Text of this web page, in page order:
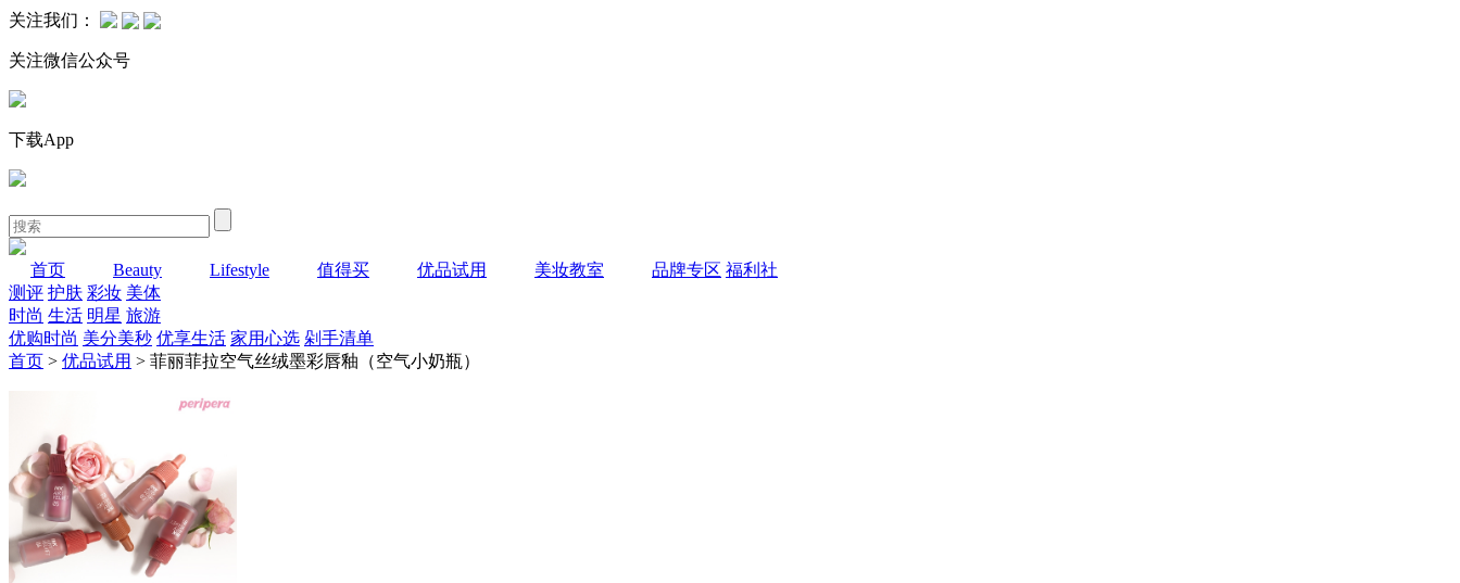
关注我们：
关注微信公众号
下载App
首页 Beauty Lifestyle 值得买 优品试用 美妆教室 品牌专区 福利社
测评 护肤 彩妆 美体
时尚 生活 明星 旅游
优购时尚 美分美秒 优享生活 家用心选 剁手清单
首页 > 优品试用 > 菲丽菲拉空气丝绒墨彩唇釉（空气小奶瓶）